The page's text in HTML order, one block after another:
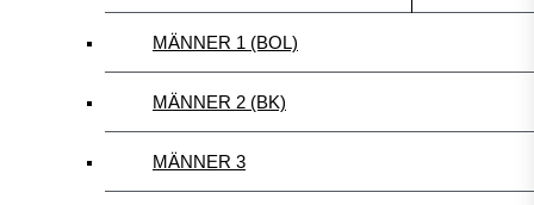
MÄNNER 1 (BOL)
MÄNNER 2 (BK)
MÄNNER 3